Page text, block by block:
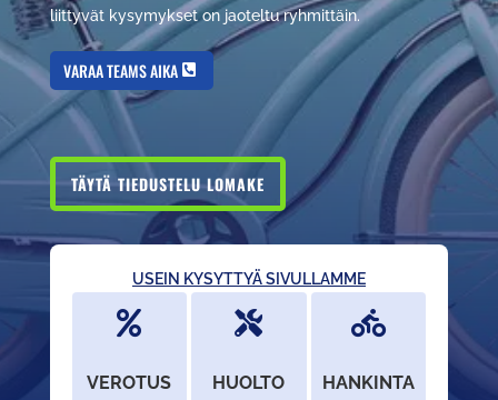
liittyvät kysymykset on jaoteltu ryhmittäin.
VARAA TEAMS AIKA
TÄYTÄ TIEDUSTELU LOMAKE
USEIN KYSYTTYÄ SIVULLAMME

VEROTUS

HUOLTO

HANKINTA